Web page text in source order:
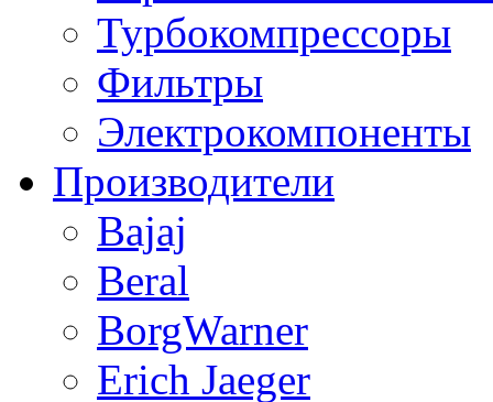
Турбокомпрессоры
Фильтры
Электрокомпоненты
Производители
Bajaj
Beral
BorgWarner
Erich Jaeger